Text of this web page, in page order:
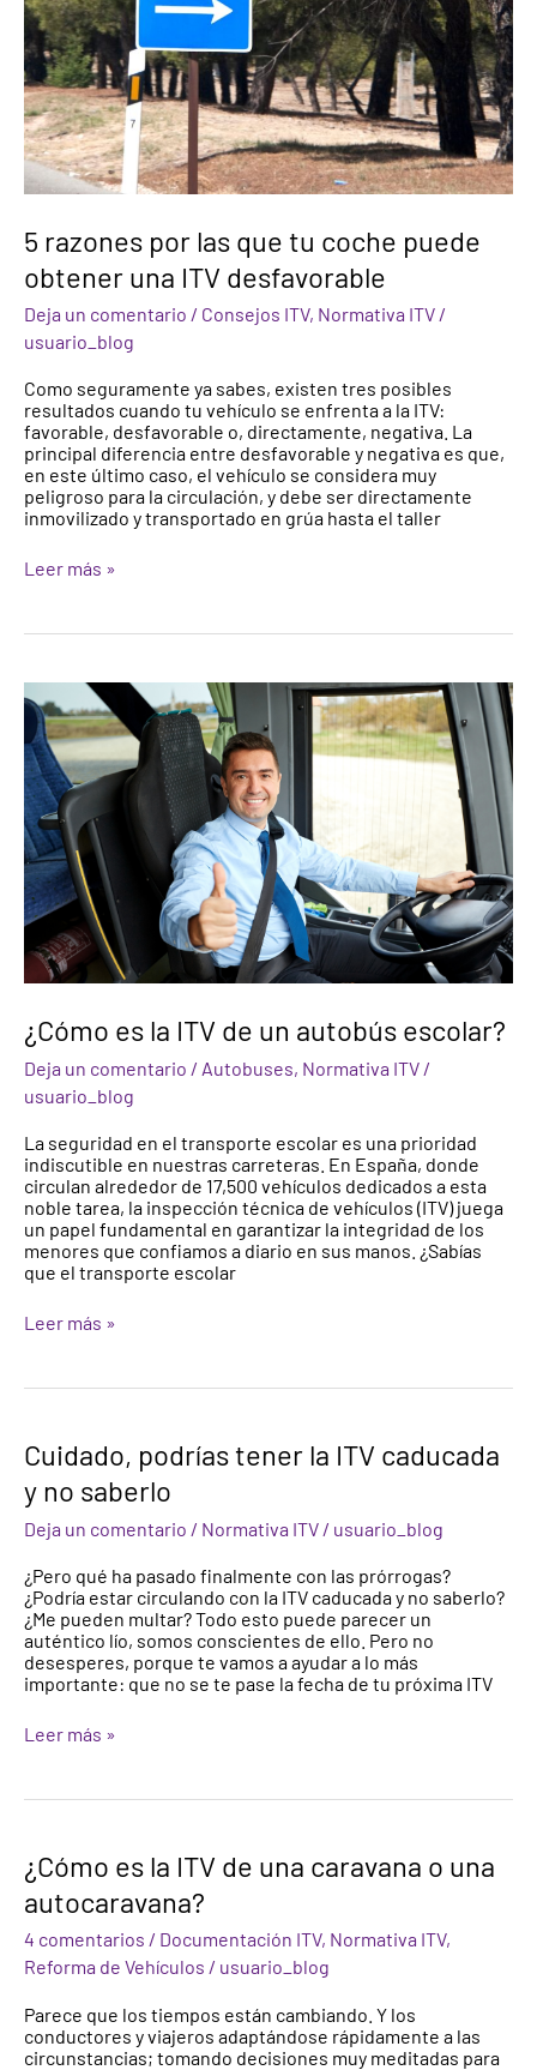
5 razones por las que tu coche puede
obtener una ITV desfavorable
Deja un comentario / Consejos ITV, Normativa ITV /
usuario_blog
Como seguramente ya sabes, existen tres posibles
resultados cuando tu vehículo se enfrenta a la ITV:
favorable, desfavorable o, directamente, negativa. La
principal diferencia entre desfavorable y negativa es que,
en este último caso, el vehículo se considera muy
peligroso para la circulación, y debe ser directamente
inmovilizado y transportado en grúa hasta el taller
ITV
desfavorable
Leer más »
¿Cómo es la ITV de un autobús escolar?
Deja un comentario / Autobuses, Normativa ITV /
usuario_blog
La seguridad en el transporte escolar es una prioridad
indiscutible en nuestras carreteras. En España, donde
circulan alrededor de 17,500 vehículos dedicados a esta
noble tarea, la inspección técnica de vehículos (ITV) juega
un papel fundamental en garantizar la integridad de los
menores que confiamos a diario en sus manos. ¿Sabías
que el transporte escolar
¿Cómo
es
la
ITV
de
un
autobús
escolar?
Leer más »
Cuidado, podrías tener la ITV caducada
y no saberlo
Deja un comentario / Normativa ITV / usuario_blog
¿Pero qué ha pasado finalmente con las prórrogas?
¿Podría estar circulando con la ITV caducada y no saberlo?
¿Me pueden multar? Todo esto puede parecer un
auténtico lío, somos conscientes de ello. Pero no
desesperes, porque te vamos a ayudar a lo más
importante: que no se te pase la fecha de tu próxima ITV
Cuidado,
podrías
tener
la
ITV
y
no
saberlo
Leer más »
¿Cómo es la ITV de una caravana o una
autocaravana?
4 comentarios / Documentación ITV, Normativa ITV,
Reforma de Vehículos / usuario_blog
Parece que los tiempos están cambiando. Y los
conductores y viajeros adaptándose rápidamente a las
circunstancias; tomando decisiones muy meditadas para
¿Cómo
es
la
de
una
o
una
autocaravana?